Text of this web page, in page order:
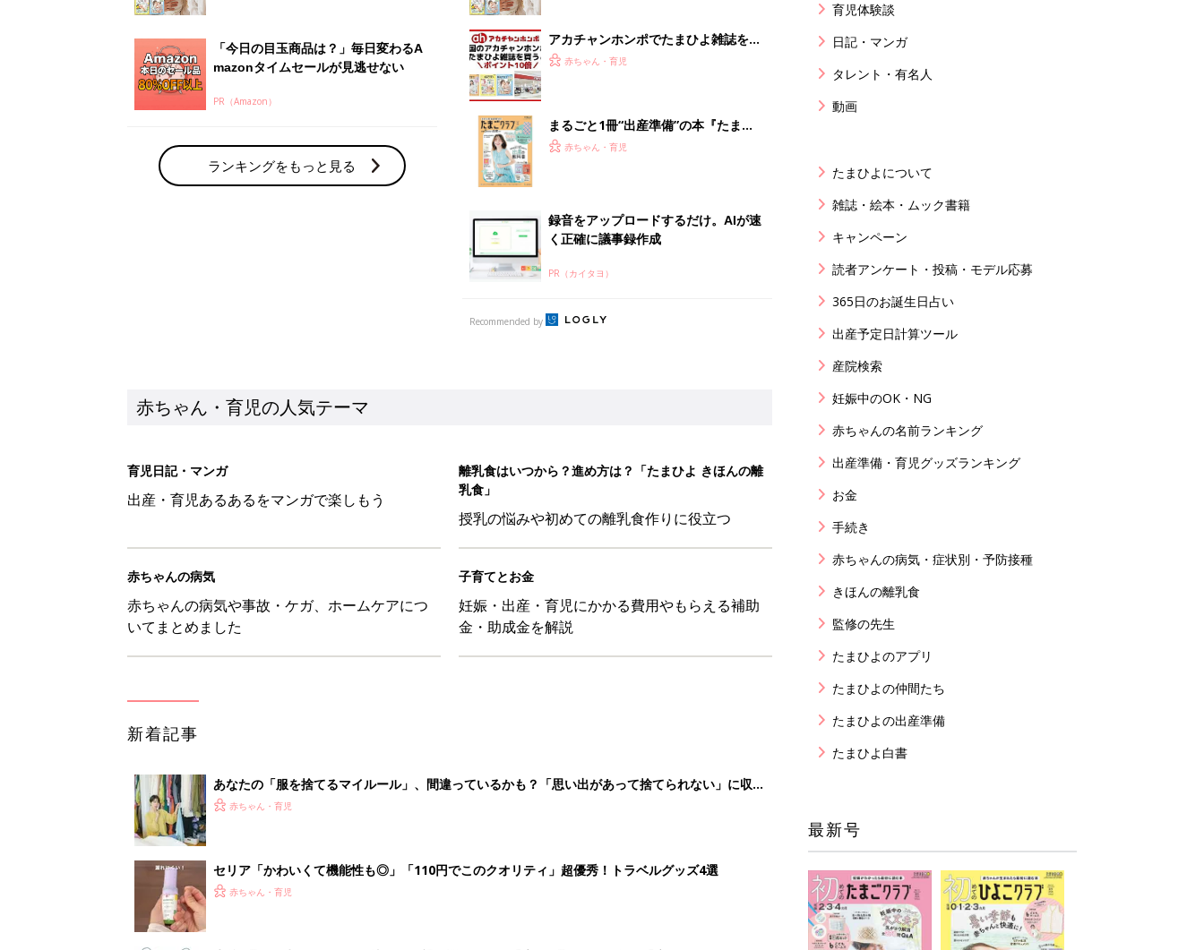
「今日の目玉商品は？」毎日変わるA
mazonタイムセールが見逃せない
PR（Amazon）
ランキングをもっと見る
アカチャンホンポでたまひよ雑誌を買
うとポイント10倍【期間限定】
赤ちゃん・育児
まるごと1冊“出産準備”の本『たまご
クラブ 夏号』〈スペシャル大特集〉
赤ちゃん・育児
録音をアップロードするだけ。AIが速
く正確に議事録作成
PR（カイタヨ）
Recommended by
赤ちゃん・育児の人気テーマ
育児日記・マンガ
出産・育児あるあるをマンガで楽しもう
離乳食はいつから？進め方は？「たまひよ きほんの離
乳食」
授乳の悩みや初めての離乳食作りに役立つ
赤ちゃんの病気
赤ちゃんの病気や事故・ケガ、ホームケアにつ
いてまとめました
子育てとお金
妊娠・出産・育児にかかる費用やもらえる補助
金・助成金を解説
新着記事
あなたの「服を捨てるマイルール」、間違っているかも？「思い出があって捨てられない」に収納
スタイリストが喝！
赤ちゃん・育児
セリア「かわいくて機能性も◎」「110円でこのクオリティ」超優秀！トラベルグッズ4選
赤ちゃん・育児
育児体験談
日記・マンガ
タレント・有名人
動画
たまひよについて
雑誌・絵本・ムック書籍
キャンペーン
読者アンケート・投稿・モデル応募
365日のお誕生日占い
出産予定日計算ツール
産院検索
妊娠中のOK・NG
赤ちゃんの名前ランキング
出産準備・育児グッズランキング
お金
手続き
赤ちゃんの病気・症状別・予防接種
きほんの離乳食
監修の先生
たまひよのアプリ
たまひよの仲間たち
たまひよの出産準備
たまひよ白書
最新号